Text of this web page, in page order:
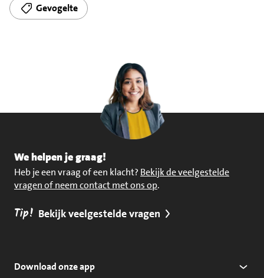
Gevogelte
We helpen je graag!
Heb je een vraag of een klacht? Bekijk de veelgestelde
vragen of neem contact met ons op.
Tip! Bekijk veelgestelde vragen
Download onze app